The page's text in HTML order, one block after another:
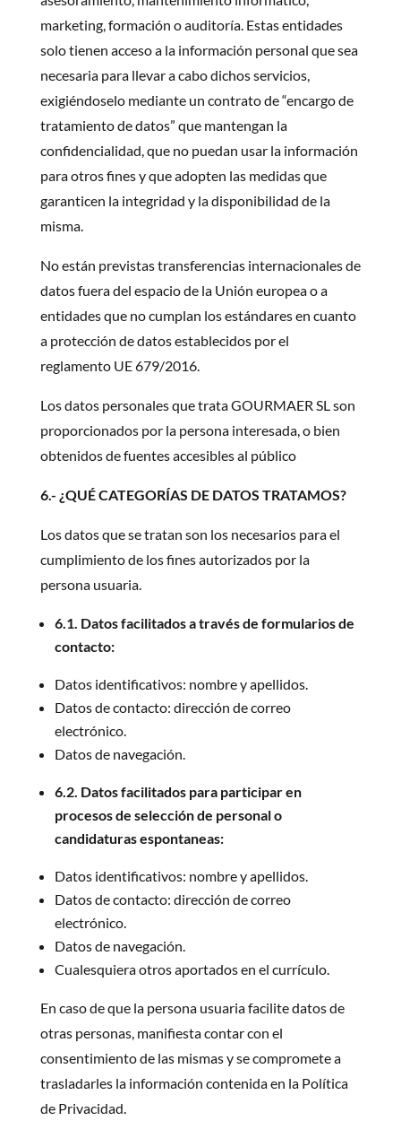
marketing, formación o auditoría. Estas entidades
solo tienen acceso a la información personal que sea
necesaria para llevar a cabo dichos servicios,
exigiéndoselo mediante un contrato de “encargo de
tratamiento de datos” que mantengan la
confidencialidad, que no puedan usar la información
para otros fines y que adopten las medidas que
garanticen la integridad y la disponibilidad de la
misma.
No están previstas transferencias internacionales de
datos fuera del espacio de la Unión europea o a
entidades que no cumplan los estándares en cuanto
a protección de datos establecidos por el
reglamento UE 679/2016.
Los datos personales que trata GOURMAER SL son
proporcionados por la persona interesada, o bien
obtenidos de fuentes accesibles al público
6.- ¿QUÉ CATEGORÍAS DE DATOS TRATAMOS?
Los datos que se tratan son los necesarios para el
cumplimiento de los fines autorizados por la
persona usuaria.
6.1. Datos facilitados a través de formularios de
contacto:
Datos identificativos: nombre y apellidos.
Datos de contacto: dirección de correo
electrónico.
Datos de navegación.
6.2. Datos facilitados para participar en
procesos de selección de personal o
candidaturas espontaneas:
Datos identificativos: nombre y apellidos.
Datos de contacto: dirección de correo
electrónico.
Datos de navegación.
Cualesquiera otros aportados en el currículo.
En caso de que la persona usuaria facilite datos de
otras personas, manifiesta contar con el
consentimiento de las mismas y se compromete a
trasladarles la información contenida en la Política
de Privacidad.